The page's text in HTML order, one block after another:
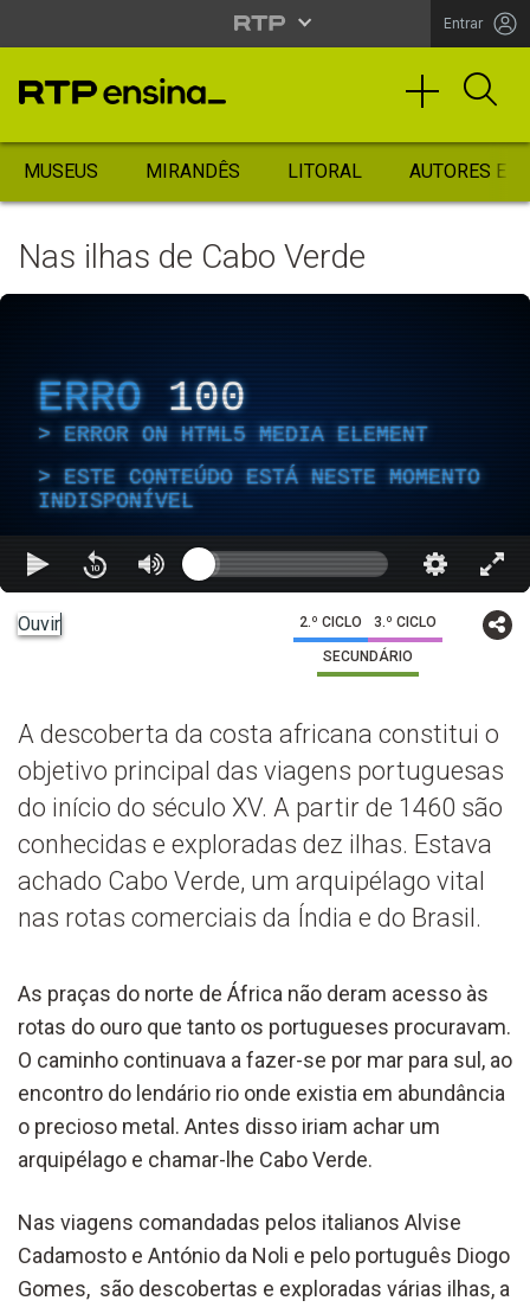
Entrar
MUSEUS MIRANDÊS LITORAL AUTORES
Nas ilhas de Cabo Verde
ERRO 100
ERROR ON HTML5 MEDIA ELEMENT
ESTE CONTEÚDO ESTÁ NESTE MOMENTO
INDISPONÍVEL
Ouvir 2.º CICLO 3.º CICLO
SECUNDÁRIO
A descoberta da costa africana constitui o
objetivo principal das viagens portuguesas
do início do século XV. A partir de 1460 são
conhecidas e exploradas dez ilhas. Estava
achado Cabo Verde, um arquipélago vital
nas rotas comerciais da Índia e do Brasil.
As praças do norte de África não deram acesso às
rotas do ouro que tanto os portugueses procuravam.
O caminho continuava a fazer-se por mar para sul, ao
encontro do lendário rio onde existia em abundância
o precioso metal. Antes disso iriam achar um
arquipélago e chamar-lhe Cabo Verde.
Nas viagens comandadas pelos italianos Alvise
Cadamosto e António da Noli e pelo português Diogo
Gomes, são descobertas e exploradas várias ilhas, a